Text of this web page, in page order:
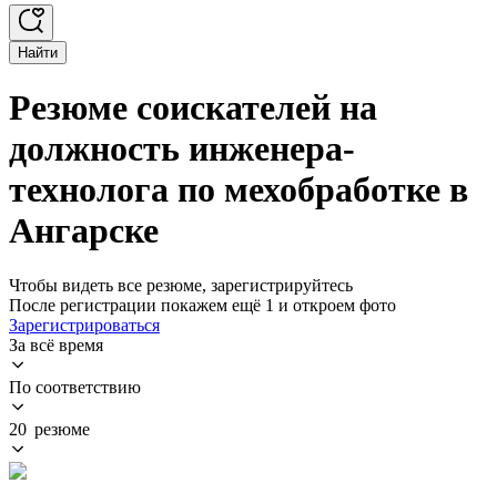
Найти
Резюме соискателей на
должность инженера-
технолога по мехобработке в
Ангарске
Чтобы видеть все резюме, зарегистрируйтесь
После регистрации покажем ещё 1 и откроем фото
Зарегистрироваться
За всё время
По соответствию
20 резюме